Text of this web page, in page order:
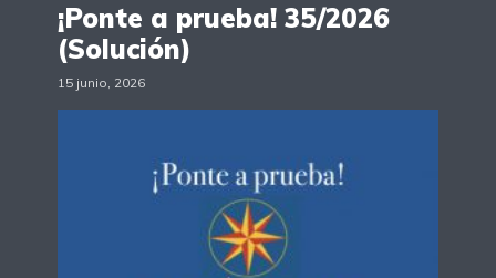
¡Ponte a prueba! 35/2026
(Solución)
15 junio, 2026